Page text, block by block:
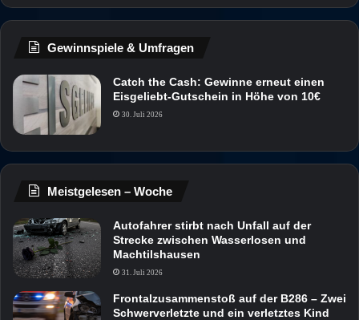
Gewinnspiele & Umfragen
Catch the Cash: Gewinne erneut einen
Eisgeliebt-Gutschein in Höhe von 10€
30. Juli 2026
Meistgelesen – Woche
Autofahrer stirbt nach Unfall auf der
Strecke zwischen Wasserlosen und
Machtilshausen
31. Juli 2026
Frontalzusammenstoß auf der B286 – Zwei
Schwerverletzte und ein verletztes Kind